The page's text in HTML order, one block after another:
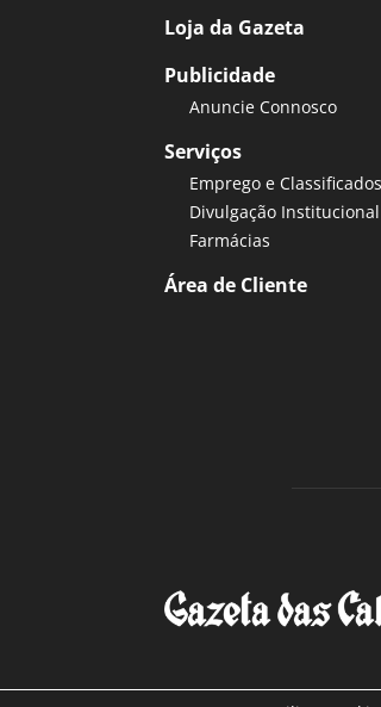
Loja da Gazeta
Publicidade
Anuncie Connosco
Serviços
Emprego e Classificados
Divulgação Institucional
Farmácias
Área de Cliente